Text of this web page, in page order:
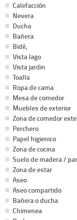
Calefacción
Nevera
Ducha
Bañera
Bidé,
Vista lago
Vista jardin
Toalla
Ropa de cama
Mesa de comedor
Muebles de exterior
Zona de comedor
Perchero
Papel higienico
Zona de cocina
Suelo de madera /
Zona de estar
Aseo
Aseo compartido
Bañera o ducha
Chimenea